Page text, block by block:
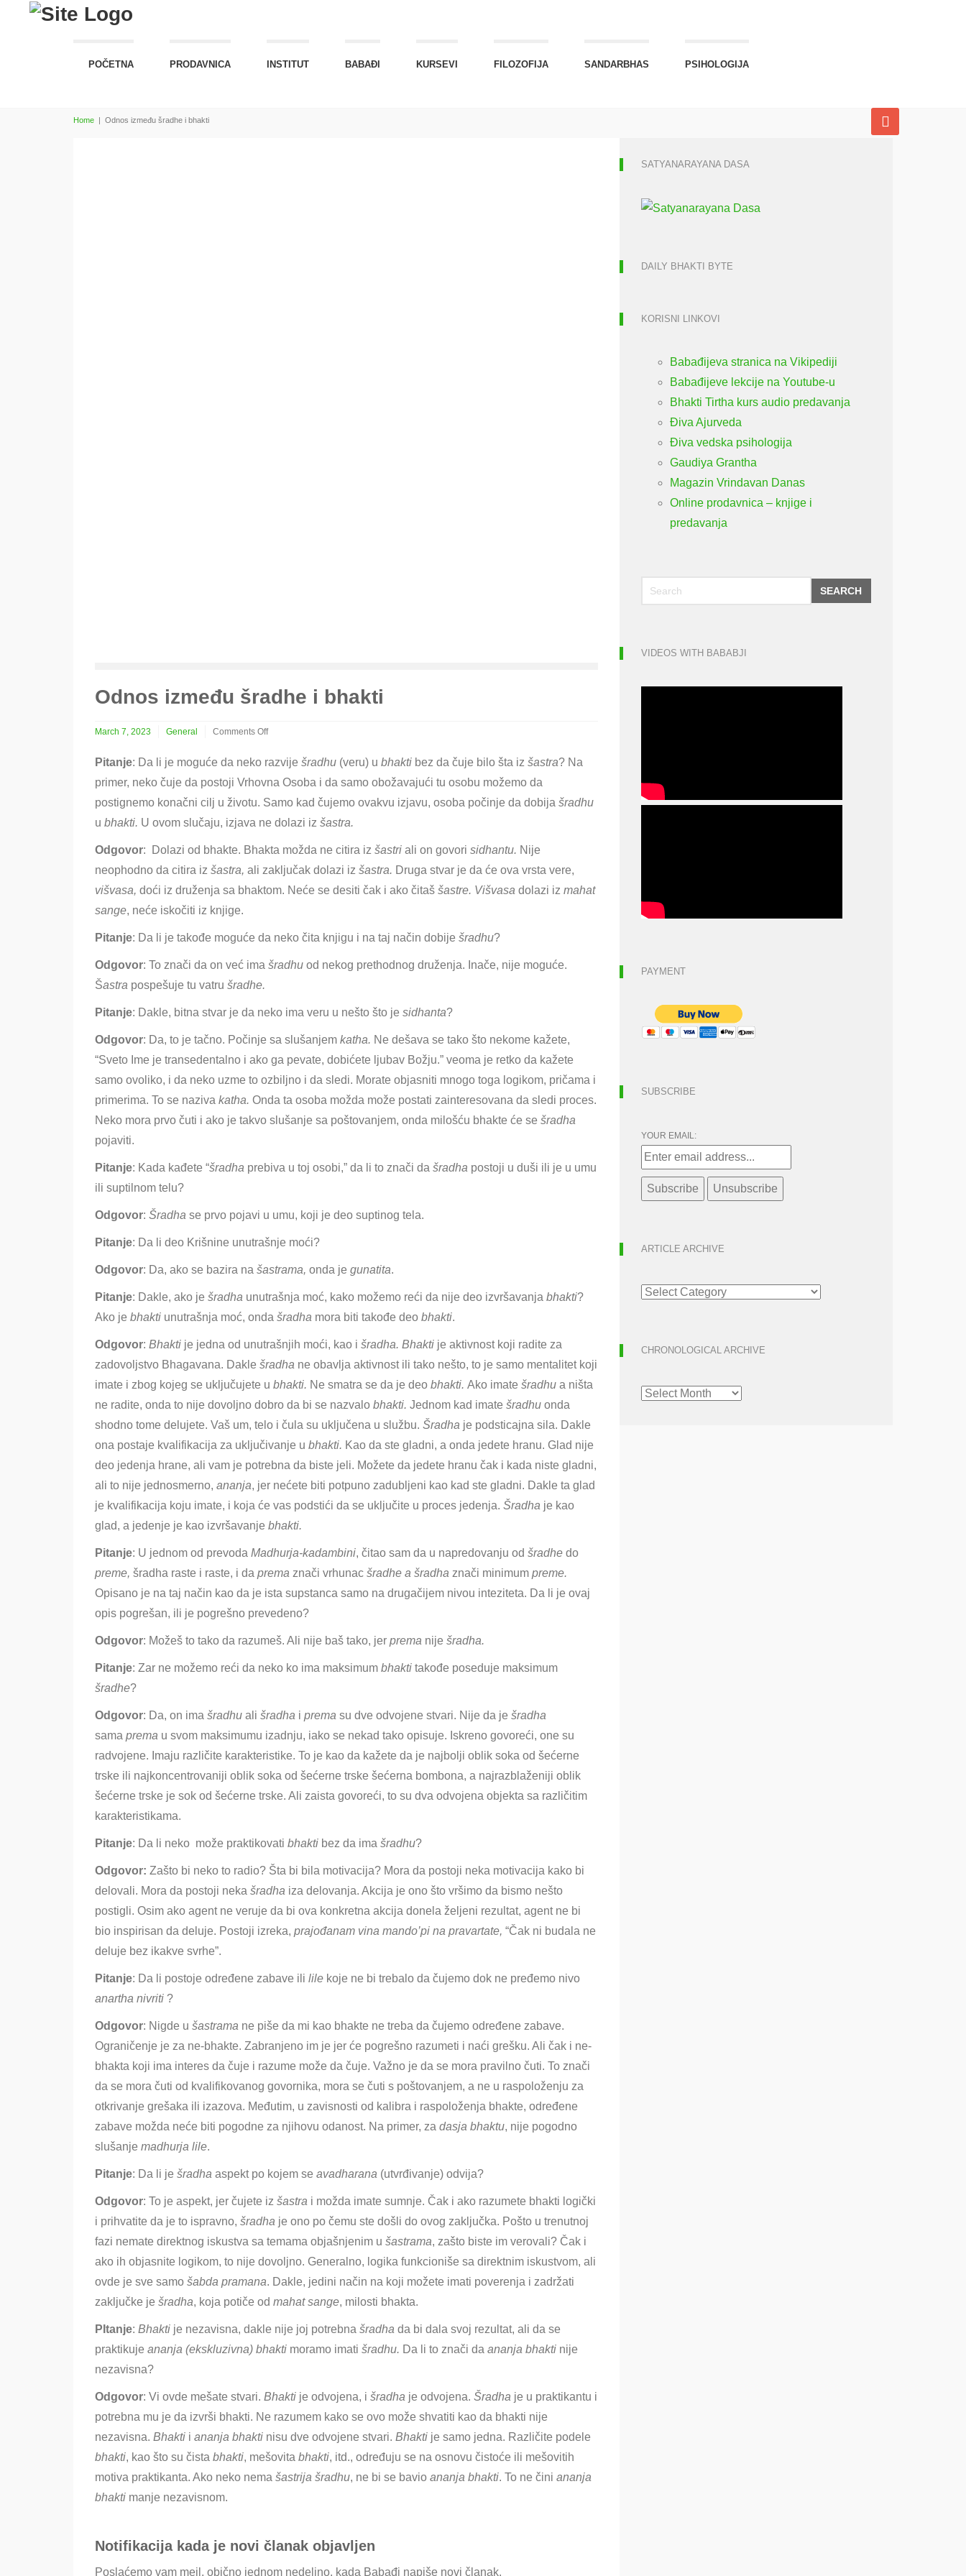
POČETNA PRODAVNICA INSTITUT BABAĐI KURSEVI FILOZOFIJA SANDARBHAS PSIHOLOGIJA
Home | Odnos između šradhe i bhakti
Odnos između šradhe i bhakti
March 7, 2023 General
Comments Off
Odnos
šradhe
i
bhakti
Pitanje: Da li je moguće da neko razvije šradhu (veru) u bhakti bez da čuje bilo šta iz šastra? Na
primer, neko čuje da postoji Vrhovna Osoba i da samo obožavajući tu osobu možemo da
postignemo konačni cilj u životu. Samo kad čujemo ovakvu izjavu, osoba počinje da dobija šradhu
u bhakti. U ovom slučaju, izjava ne dolazi iz šastra.
Odgovor: Dolazi od bhakte. Bhakta možda ne citira iz šastri ali on govori sidhantu. Nije
neophodno da citira iz šastra, ali zaključak dolazi iz šastra. Druga stvar je da će ova vrsta vere,
višvasa, doći iz druženja sa bhaktom. Neće se desiti čak i ako čitaš šastre. Višvasa dolazi iz mahat
sange, neće iskočiti iz knjige.
Pitanje: Da li je takođe moguće da neko čita knjigu i na taj način dobije šradhu?
Odgovor: To znači da on već ima šradhu od nekog prethodnog druženja. Inače, nije moguće.
Šastra pospešuje tu vatru šradhe.
Pitanje: Dakle, bitna stvar je da neko ima veru u nešto što je sidhanta?
Odgovor: Da, to je tačno. Počinje sa slušanjem katha. Ne dešava se tako što nekome kažete,
“Sveto Ime je transedentalno i ako ga pevate, dobićete ljubav Božju.” veoma je retko da kažete
samo ovoliko, i da neko uzme to ozbiljno i da sledi. Morate objasniti mnogo toga logikom, pričama i
primerima. To se naziva katha. Onda ta osoba možda može postati zainteresovana da sledi proces.
Neko mora prvo čuti i ako je takvo slušanje sa poštovanjem, onda milošću bhakte će se šradha
pojaviti.
Pitanje: Kada kađete “šradha prebiva u toj osobi,” da li to znači da šradha postoji u duši ili je u umu
ili suptilnom telu?
Odgovor: Šradha se prvo pojavi u umu, koji je deo suptinog tela.
Pitanje: Da li deo Krišnine unutrašnje moći?
Odgovor: Da, ako se bazira na šastrama, onda je gunatita.
Pitanje: Dakle, ako je šradha unutrašnja moć, kako možemo reći da nije deo izvršavanja bhakti?
Ako je bhakti unutrašnja moć, onda šradha mora biti takođe deo bhakti.
Odgovor: Bhakti je jedna od unutrašnjih moći, kao i šradha. Bhakti je aktivnost koji radite za
zadovoljstvo Bhagavana. Dakle šradha ne obavlja aktivnost ili tako nešto, to je samo mentalitet koji
imate i zbog kojeg se uključujete u bhakti. Ne smatra se da je deo bhakti. Ako imate šradhu a ništa
ne radite, onda to nije dovoljno dobro da bi se nazvalo bhakti. Jednom kad imate šradhu onda
shodno tome delujete. Vaš um, telo i čula su uključena u službu. Šradha je podsticajna sila. Dakle
ona postaje kvalifikacija za uključivanje u bhakti. Kao da ste gladni, a onda jedete hranu. Glad nije
deo jedenja hrane, ali vam je potrebna da biste jeli. Možete da jedete hranu čak i kada niste gladni,
ali to nije jednosmerno, ananja, jer nećete biti potpuno zadubljeni kao kad ste gladni. Dakle ta glad
je kvalifikacija koju imate, i koja će vas podstići da se uključite u proces jedenja. Šradha je kao
glad, a jedenje je kao izvršavanje bhakti.
Pitanje: U jednom od prevoda Madhurja-kadambini, čitao sam da u napredovanju od šradhe do
preme, šradha raste i raste, i da prema znači vrhunac šradhe a šradha znači minimum preme.
Opisano je na taj način kao da je ista supstanca samo na drugačijem nivou inteziteta. Da li je ovaj
opis pogrešan, ili je pogrešno prevedeno?
Odgovor: Možeš to tako da razumeš. Ali nije baš tako, jer prema nije šradha.
Pitanje: Zar ne možemo reći da neko ko ima maksimum bhakti takođe poseduje maksimum
šradhe?
Odgovor: Da, on ima šradhu ali šradha i prema su dve odvojene stvari. Nije da je šradha
sama prema u svom maksimumu izadnju, iako se nekad tako opisuje. Iskreno govoreći, one su
radvojene. Imaju različite karakteristike. To je kao da kažete da je najbolji oblik soka od šećerne
trske ili najkoncentrovaniji oblik soka od šećerne trske šećerna bombona, a najrazblaženiji oblik
šećerne trske je sok od šećerne trske. Ali zaista govoreći, to su dva odvojena objekta sa različitim
karakteristikama.
Pitanje: Da li neko može praktikovati bhakti bez da ima šradhu?
Odgovor: Zašto bi neko to radio? Šta bi bila motivacija? Mora da postoji neka motivacija kako bi
delovali. Mora da postoji neka šradha iza delovanja. Akcija je ono što vršimo da bismo nešto
postigli. Osim ako agent ne veruje da bi ova konkretna akcija donela željeni rezultat, agent ne bi
bio inspirisan da deluje. Postoji izreka, prajođanam vina mando’pi na pravartate, “Čak ni budala ne
deluje bez ikakve svrhe”.
Pitanje: Da li postoje određene zabave ili lile koje ne bi trebalo da čujemo dok ne pređemo nivo
anartha nivriti ?
Odgovor: Nigde u šastrama ne piše da mi kao bhakte ne treba da čujemo određene zabave.
Ograničenje je za ne-bhakte. Zabranjeno im je jer će pogrešno razumeti i naći grešku. Ali čak i ne-
bhakta koji ima interes da čuje i razume može da čuje. Važno je da se mora pravilno čuti. To znači
da se mora čuti od kvalifikovanog govornika, mora se čuti s poštovanjem, a ne u raspoloženju za
otkrivanje grešaka ili izazova. Međutim, u zavisnosti od kalibra i raspoloženja bhakte, određene
zabave možda neće biti pogodne za njihovu odanost. Na primer, za dasja bhaktu, nije pogodno
slušanje madhurja lile.
Pitanje: Da li je šradha aspekt po kojem se avadharana (utvrđivanje) odvija?
Odgovor: To je aspekt, jer čujete iz šastra i možda imate sumnje. Čak i ako razumete bhakti logički
i prihvatite da je to ispravno, šradha je ono po čemu ste došli do ovog zaključka. Pošto u trenutnoj
fazi nemate direktnog iskustva sa temama objašnjenim u šastrama, zašto biste im verovali? Čak i
ako ih objasnite logikom, to nije dovoljno. Generalno, logika funkcioniše sa direktnim iskustvom, ali
ovde je sve samo šabda pramana. Dakle, jedini način na koji možete imati poverenja i zadržati
zaključke je šradha, koja potiče od mahat sange, milosti bhakta.
PItanje: Bhakti je nezavisna, dakle nije joj potrebna šradha da bi dala svoj rezultat, ali da se
praktikuje ananja (ekskluzivna) bhakti moramo imati šradhu. Da li to znači da ananja bhakti nije
nezavisna?
Odgovor: Vi ovde mešate stvari. Bhakti je odvojena, i šradha je odvojena. Šradha je u praktikantu i
potrebna mu je da izvrši bhakti. Ne razumem kako se ovo može shvatiti kao da bhakti nije
nezavisna. Bhakti i ananja bhakti nisu dve odvojene stvari. Bhakti je samo jedna. Različite podele
bhakti, kao što su čista bhakti, mešovita bhakti, itd., određuju se na osnovu čistoće ili mešovitih
motiva praktikanta. Ako neko nema šastrija šradhu, ne bi se bavio ananja bhakti. To ne čini ananja
bhakti manje nezavisnom.
Notifikacija kada je novi članak objavljen
Poslaćemo vam mejl, obično jednom nedeljno, kada Babađi napiše novi članak.
SATYANARAYANA DASA
DAILY BHAKTI BYTE
KORISNI LINKOVI
Babađijeva stranica na Vikipediji
Babađijeve lekcije na Youtube-u
Bhakti Tirtha kurs audio predavanja
Điva Ajurveda
Điva vedska psihologija
Gaudiya Grantha
Magazin Vrindavan Danas
Online prodavnica – knjige i
predavanja
SEARCH
VIDEOS WITH BABABJI
PAYMENT
SUBSCRIBE
YOUR EMAIL:
ARTICLE ARCHIVE
ARTICLE
ARCHIVE
CHRONOLOGICAL ARCHIVE
CHRONOLOGICAL
ARCHIVE